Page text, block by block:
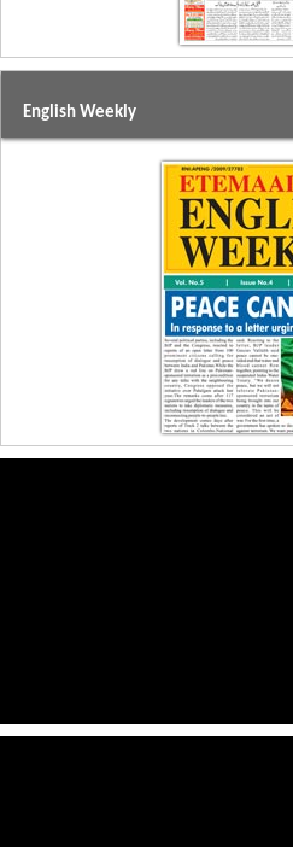
English Weekly